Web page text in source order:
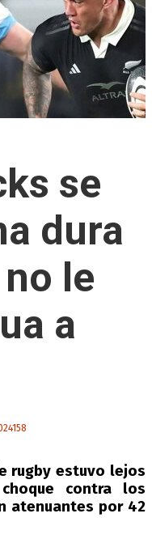
se
dura
le
a
158
rugby estuvo lejos
contra los
atenuantes por 42